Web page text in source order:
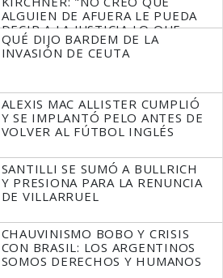
ALGUIEN DE AFUERA LE PUEDA
DECIR A LA JUSTICIA LO QUE
TIENE QUE HACER"
QUÉ DIJO BARDEM DE LA
INVASIÓN DE CEUTA
ALEXIS MAC ALLISTER CUMPLIÓ
Y SE IMPLANTÓ PELO ANTES DE
VOLVER AL FÚTBOL INGLÉS
SANTILLI SE SUMÓ A BULLRICH
Y PRESIONA PARA LA RENUNCIA
DE VILLARRUEL
CHAUVINISMO BOBO Y CRISIS
CON BRASIL: LOS ARGENTINOS
SOMOS DERECHOS Y HUMANOS